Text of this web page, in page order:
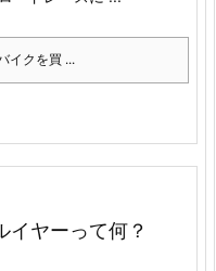
イクを買 ...
イヤーって何？